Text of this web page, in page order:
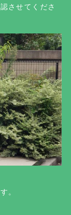
させてくださ
。